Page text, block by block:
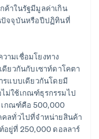
ค้าในรัฐมีมูลค่าเกิน
ปัจจุบันหรือปีปฏิทินที่
ามเชื่อมโยงทาง
ดียวกันกับเซาท์ดาโคตา
รแบบเดียวกันโดยมี
ม่ใช้เกณฑ์ธุรกรรมไป
เกณฑ์คือ 500,000
ลทั่วไปที่จําหน่ายสินค้า
อยู่ที่ 250,000 ดอลลาร์